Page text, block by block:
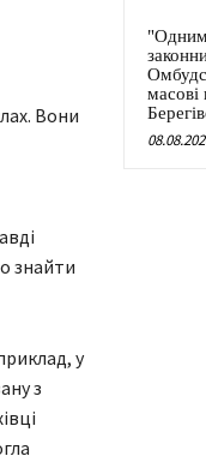
Вони
знайти
у
з
"Одним